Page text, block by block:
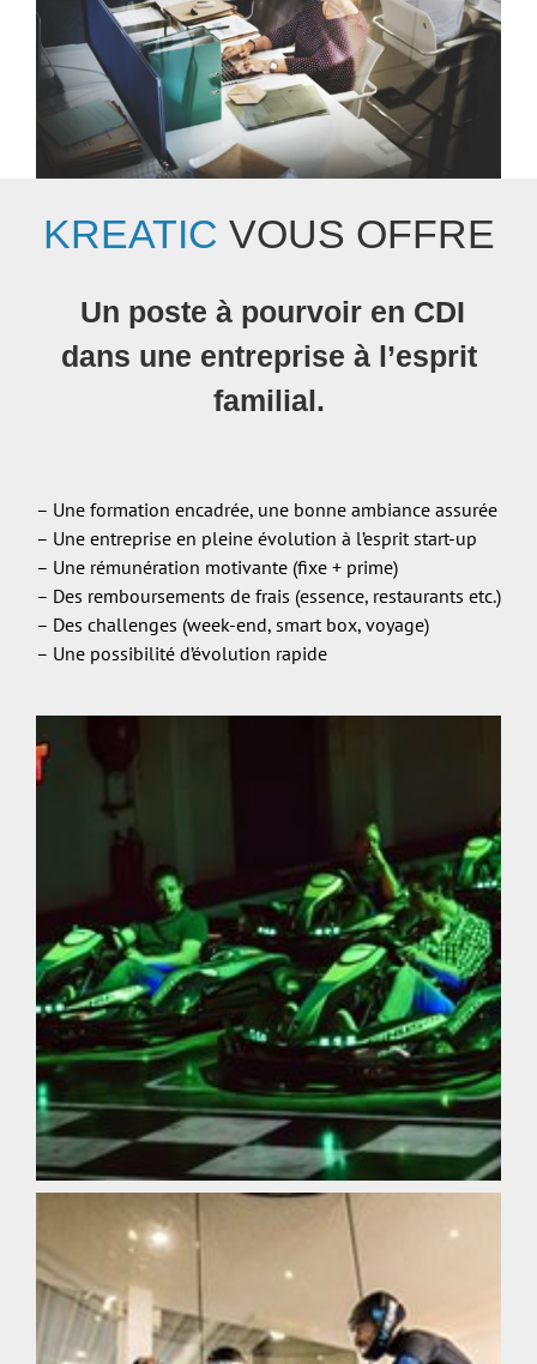
KREATIC VOUS OFFRE
Un poste à pourvoir en CDI
dans une entreprise à l’esprit
familial.
– Une formation encadrée, une bonne ambiance assurée
– Une entreprise en pleine évolution à l’esprit start-up
– Une rémunération motivante (fixe + prime)
– Des remboursements de frais (essence, restaurants etc.)
– Des challenges (week-end, smart box, voyage)
– Une possibilité d’évolution rapide